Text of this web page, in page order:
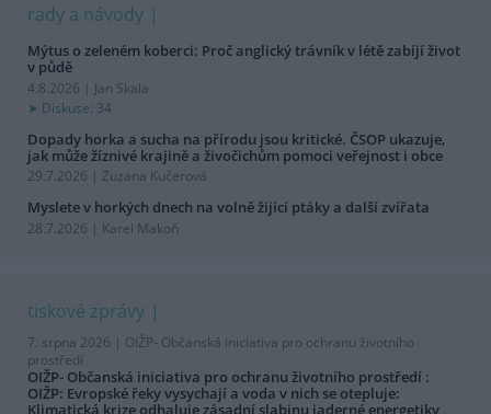
rady a návody
Mýtus o zeleném koberci: Proč anglický trávník v létě zabíjí život
v půdě
4.8.2026 | Jan Skala
Diskuse: 34
Dopady horka a sucha na přírodu jsou kritické. ČSOP ukazuje,
jak může žíznivé krajině a živočichům pomoci veřejnost i obce
29.7.2026 | Zuzana Kučerová
Myslete v horkých dnech na volně žijící ptáky a další zvířata
28.7.2026 | Karel Makoň
tiskové zprávy
7. srpna 2026 | OIŽP- Občanská iniciativa pro ochranu životního
prostředí
OIŽP- Občanská iniciativa pro ochranu životního prostředí :
OIŽP: Evropské řeky vysychají a voda v nich se otepluje:
Klimatická krize odhaluje zásadní slabinu jaderné energetiky